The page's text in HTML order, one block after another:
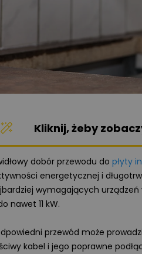
Kliknij, żeby
dobór przewodu do płyty
energetycznej i
wymagających
nawet 11 kW.
przewód może
kabel i jego poprawne